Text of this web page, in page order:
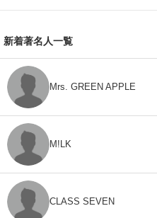
新着著名人一覧
Mrs. GREEN APPLE
M!LK
CLASS SEVEN